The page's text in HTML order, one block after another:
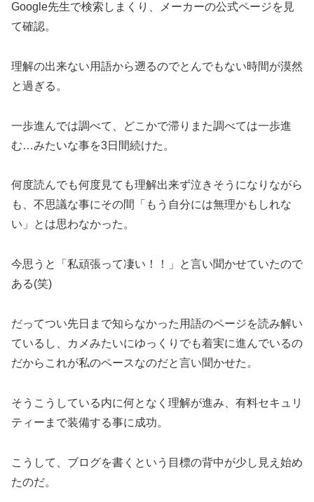
Google先生で検索しまくり、メーカーの公式ページを見
て確認。
理解の出来ない用語から遡るのでとんでもない時間が漠然
と過ぎる。
一歩進んでは調べて、どこかで滞りまた調べては一歩進
む…みたいな事を3日間続けた。
何度読んでも何度見ても理解出来ず泣きそうになりながら
も、不思議な事にその間「もう自分には無理かもしれな
い」とは思わなかった。
今思うと「私頑張って凄い！！」と言い聞かせていたので
ある(笑)
だってつい先日まで知らなかった用語のページを読み解い
ているし、カメみたいにゆっくりでも着実に進んでいるの
だからこれが私のペースなのだと言い聞かせた。
そうこうしている内に何となく理解が進み、有料セキュリ
ティーまで装備する事に成功。
こうして、ブログを書くという目標の背中が少し見え始め
たのだ。